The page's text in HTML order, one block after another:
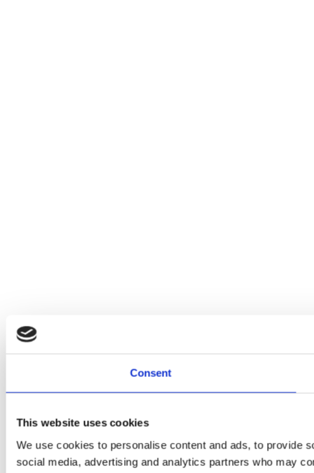
Consent
This website uses cookies
We use cookies to personalise content and ads, to provide
social media, advertising and analytics partners who may